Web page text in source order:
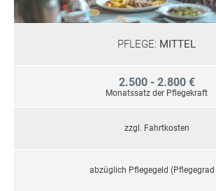
PFLEGE: MITTEL
2.500 - 2.800 €
Monatssatz der Pflegekraft
zzgl. Fahrtkosten
abzüglich Pflegegeld (Pflegegrad